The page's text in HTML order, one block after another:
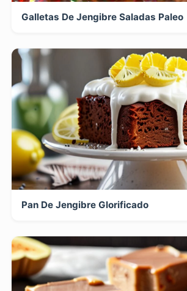
Galletas De Jengibre Saladas Paleo
Pan De Jengibre Glorificado